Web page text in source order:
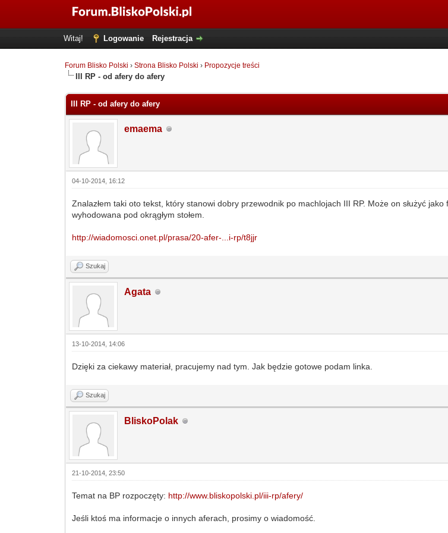
Witaj! Logowanie Rejestracja
Forum Blisko Polski ›Strona Blisko Polski › Propozycje treści
III RP - od afery do afery
III RP - od afery do afery
emaema
04-10-2014, 16:12
Znalazłem taki oto tekst, który stanowi dobry przewodnik po machlojach III RP. Może on służyć
wyhodowana pod okrągłym stołem.
http://wiadomosci.onet.pl/prasa/20-afer-...i-rp/t8jjr
Szukaj
Agata
13-10-2014, 14:06
Dzięki za ciekawy materiał, pracujemy nad tym. Jak będzie gotowe podam linka.
Szukaj
BliskoPolak
21-10-2014, 23:50
Temat na BP rozpoczęty: http://www.bliskopolski.pl/iii-rp/afery/
Jeśli ktoś ma informacje o innych aferach, prosimy o wiadomość.